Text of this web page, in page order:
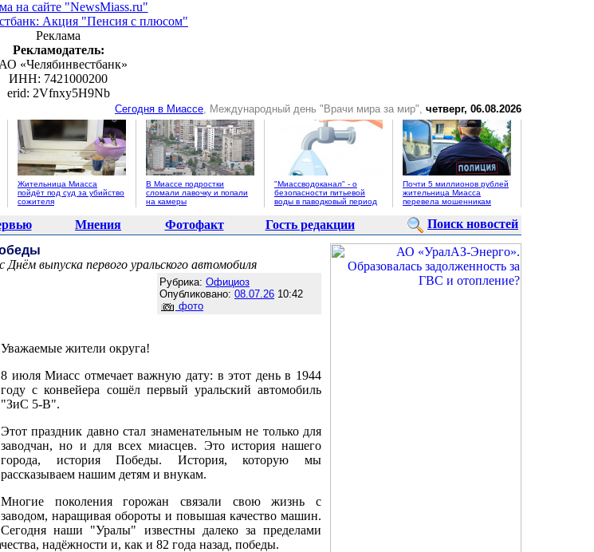
на сайте "NewsMiass.ru"
Реклама
Рекламодатель:
«Челябинвестбанк»
ИНН: 7421000200
erid: 2Vfnxy5H9Nb
Сегодня в Миассе, Международный день "Врачи мира за мир", четверг, 06.08.2026
Жительница Миасса
пойдёт под суд за убийство
сожителя
В Миассе подростки
сломали лавочку и попали
на камеры
"Миассводоканал" - о
безопасности питьевой
воды в паводковый период
Почти 5 миллионов рублей
жительница Миасса
перевела мошенникам
Мнения Фотофакт Гость редакции Поиск новостей
выпуска первого уральского автомобиля
Рубрика: Официоз
Опубликовано: 08.07.26 10:42
фото
Уважаемые жители округа!
8 июля Миасс отмечает важную дату: в этот день в 1944
году с конвейера сошёл первый уральский автомобиль
"ЗиС 5-В".
Этот праздник давно стал знаменательным не только для
заводчан, но и для всех миасцев. Это история нашего
города, история Победы. История, которую мы
рассказываем нашим детям и внукам.
Многие поколения горожан связали свою жизнь с
заводом, наращивая обороты и повышая качество машин.
Сегодня наши "Уралы" известны далеко за пределами
надёжности и, как и 82 года назад, победы.